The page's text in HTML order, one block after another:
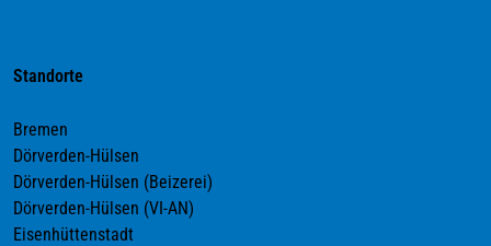
Standorte
Bremen
Dörverden-Hülsen
Dörverden-Hülsen (Beizerei)
Dörverden-Hülsen (VI-AN)
Eisenhüttenstadt